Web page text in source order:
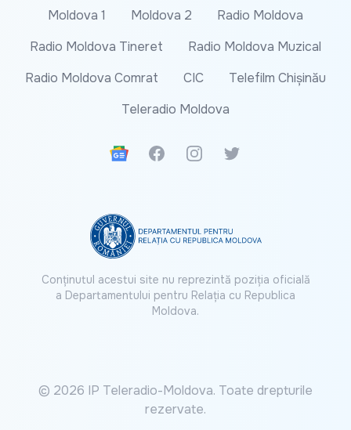
Moldova 1 Moldova 2
Radio Moldova
Radio Moldova Tineret
Radio Moldova Muzical
Radio Moldova Comrat
CIC
Telefilm Chișinău
Teleradio Moldova
Google News
FacebookInstagramTwitter
Conținutul acestui site nu reprezintă poziția oficială
a Departamentului pentru Relația cu Republica
Moldova.
© 2026 IP Teleradio-Moldova. Toate drepturile
rezervate.